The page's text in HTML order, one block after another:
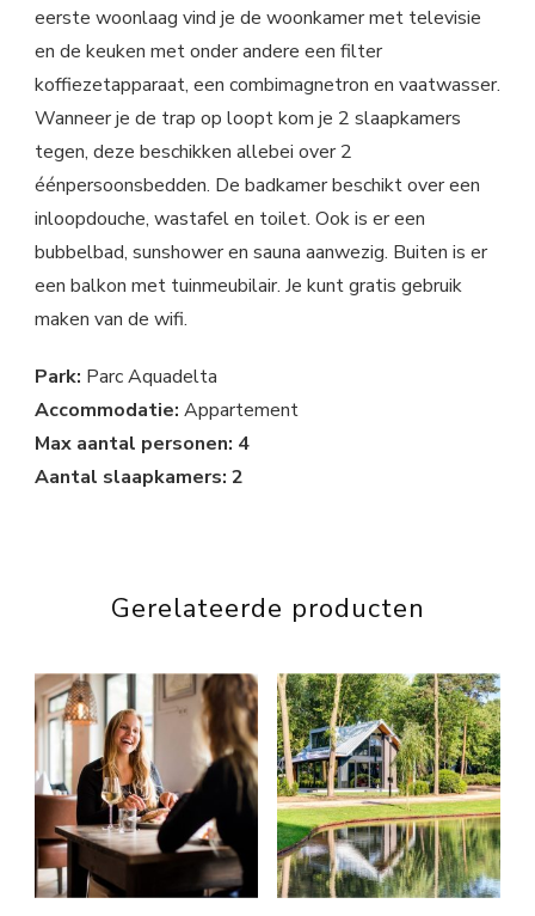
eerste woonlaag vind je de woonkamer met televisie
en de keuken met onder andere een filter
koffiezetapparaat, een combimagnetron en vaatwasser.
Wanneer je de trap op loopt kom je 2 slaapkamers
tegen, deze beschikken allebei over 2
éénpersoonsbedden. De badkamer beschikt over een
inloopdouche, wastafel en toilet. Ook is er een
bubbelbad, sunshower en sauna aanwezig. Buiten is er
een balkon met tuinmeubilair. Je kunt gratis gebruik
maken van de wifi.
Park: Parc Aquadelta
Accommodatie: Appartement
Max aantal personen: 4
Aantal slaapkamers: 2
Gerelateerde producten